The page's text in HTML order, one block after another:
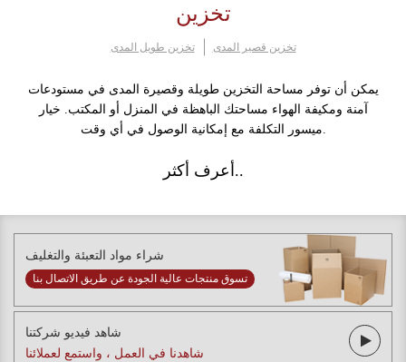
تخزين
تخزين طويل المدى تخزين قصير المدى
يمكن أن توفر مساحة التخزين طويلة وقصيرة المدى في مستودعات
آمنة ومكيفة الهواء مساحتك الباهظة في المنزل أو المكتب. خيار
أعرف أكثر..
شراء مواد التعبئة والتغليف
تسوق منتجات عالية الجودة عن طريق الاتصال بنا
شاهد فيديو شركتنا
شاهدنا في العمل ، واستمع لعملائنا